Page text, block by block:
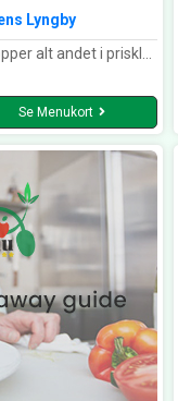
Lyngby
alt andet i prisklassen
Se Menukort